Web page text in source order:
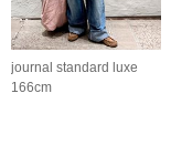
journal standard luxe
166cm